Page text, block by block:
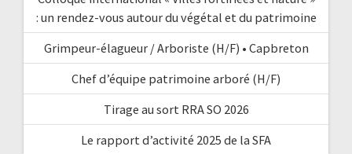
: un rendez-vous autour du végétal et du patrimoine
Grimpeur-élagueur / Arboriste (H/F) • Capbreton
Chef d’équipe patrimoine arboré (H/F)
Tirage au sort RRA SO 2026
Le rapport d’activité 2025 de la SFA